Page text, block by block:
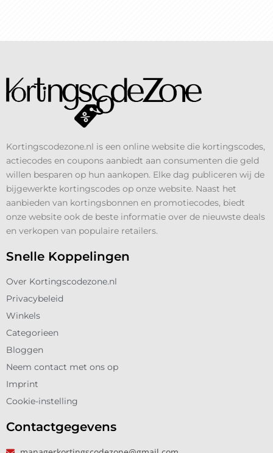
Kortingscodezone.nl is een online website die kortingscodes,
actiecodes en coupons aanbiedt aan consumenten die geld
willen besparen op hun aankopen. Elke dag publiceren wij de
bijgewerkte kortingscodes op onze website. Naast het
aanbieden van kortingsbonnen en promotiecodes, biedt
onze website ook de beste informatie over de nieuwste deals
en verkopen van populaire retailers.
Snelle Koppelingen
Over Kortingscodezone.nl
Privacybeleid
Winkels
Categorieen
Bloggen
Neem contact met ons op
Imprint
Cookie-instelling
Contactgegevens